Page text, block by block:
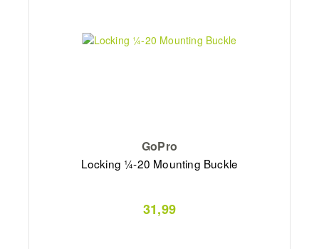
GoPro
Locking ¼-20 Mounting Buckle
31,99